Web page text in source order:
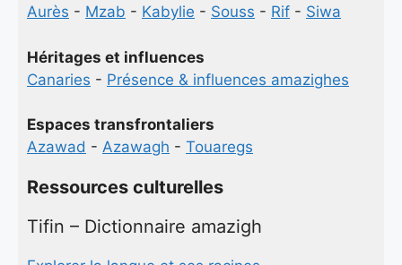
Aurès - Mzab - Kabylie - Souss - Rif - Siwa
Héritages et influences
Canaries - Présence & influences amazighes
Espaces transfrontaliers
Azawad - Azawagh - Touaregs
Ressources culturelles
Tifin – Dictionnaire amazigh